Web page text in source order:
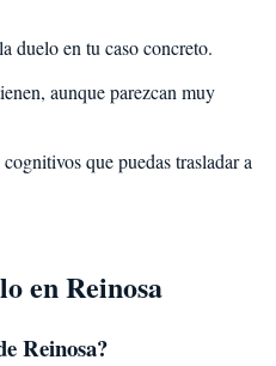
duelo en tu caso concreto.
aunque parezcan muy
que puedas trasladar a
enReinosa
Reinosa?